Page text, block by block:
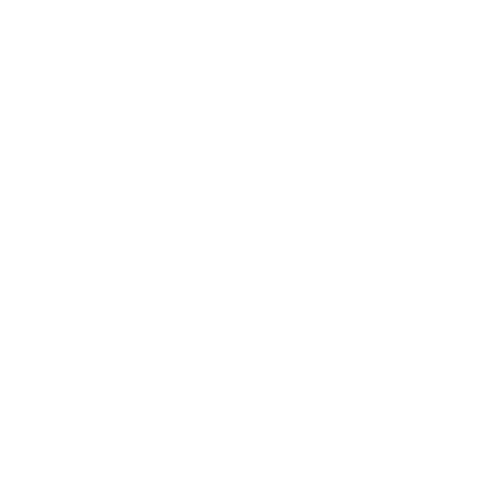
了承ください。
き作成されるも
をご了承くださ
です。
ありません。
です。
ず変更すること
1000ppm以下、
) : 1000ppm、
、
可)を取得する
これらの製造装
通知します。
ムロン制御